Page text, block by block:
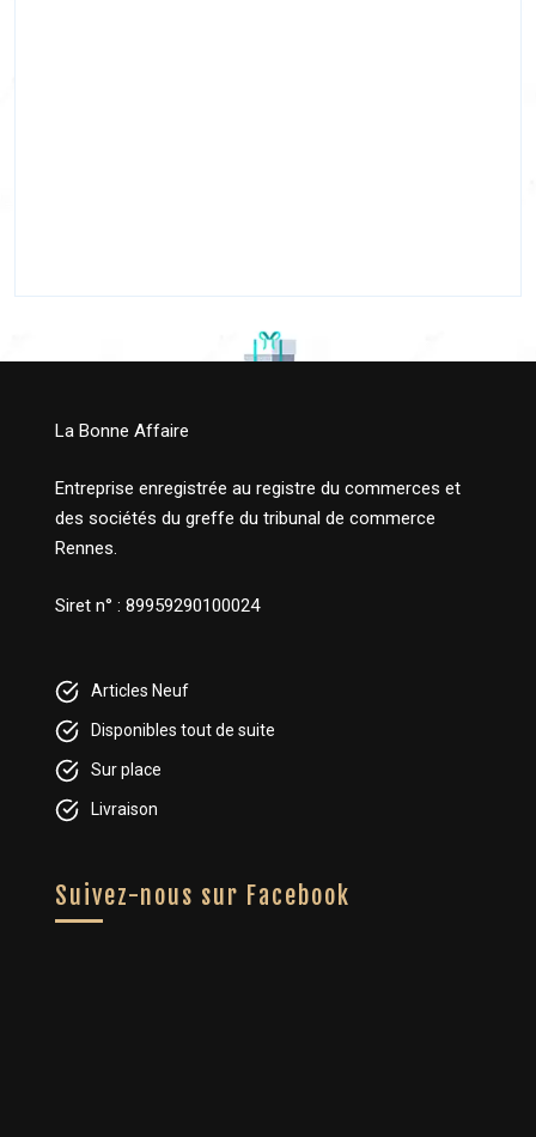
La Bonne Affaire
Entreprise enregistrée au registre du commerces et
des sociétés du greffe du tribunal de commerce
Rennes.
Siret n° : 89959290100024
Articles Neuf
Disponibles tout de suite
Sur place
Livraison
Suivez-nous sur Facebook